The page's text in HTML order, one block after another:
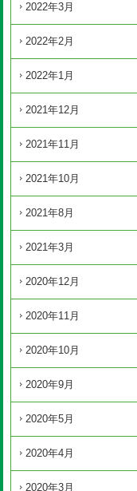
2022年3月
2022年2月
2022年1月
2021年12月
2021年11月
2021年10月
2021年8月
2021年3月
2020年12月
2020年11月
2020年10月
2020年9月
2020年5月
2020年4月
2020年3月